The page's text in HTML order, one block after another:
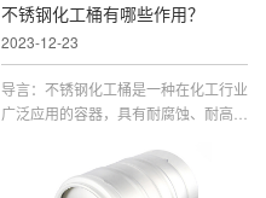
不锈钢化工桶有哪些作用？
2023-12-23
导言：不锈钢化工桶是一种在化工行业
广泛应用的容器，具有耐腐蚀、耐高
钢化工桶的多功能应用，涵盖了其在化
工领域中的关键作用。**部分：不锈钢